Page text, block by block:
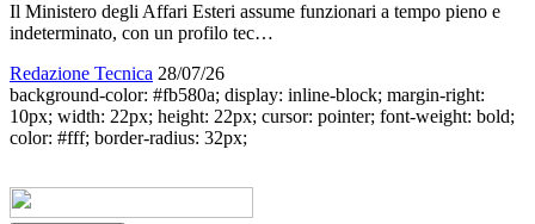
Il Ministero degli Affari Esteri assume funzionari a tempo pieno e
indeterminato, con un profilo tec…
Redazione Tecnica 28/07/26
background-color: #fb580a; display: inline-block; margin-right:
10px; width: 22px; height: 22px; cursor: pointer; font-weight: bold;
color: #fff; border-radius: 32px;